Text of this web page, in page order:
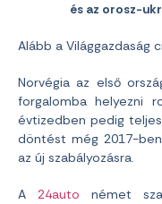
és az orosz-
Alább a Világgazdaság
Norvégia az első
forgalomba helyezni
évtizedben pedig
döntést még 2017-
az új szabályozásra.
A 24auto német